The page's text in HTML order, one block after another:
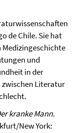
de Chile. Sie hat
Medizingeschichte
und
in der
Literatur
kranke Mann.
New York: